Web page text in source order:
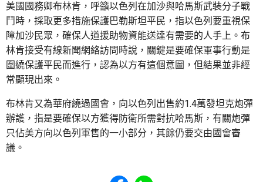
美國國務卿布林肯，呼籲以色列在加沙與哈馬斯武裝分子戰
鬥時，採取更多措施保護巴勒斯坦平民，指以色列要重視保
障加沙民眾，確保人道援助物資能送達有需要的人手上。布
林肯接受有線新聞網絡訪問時說，關鍵是要確保軍事行動是
圍繞保護平民而進行，認為以方有這個意圖，但結果並非經
常顯現出來。
布林肯又為華府繞過國會，向以色列出售約1.4萬發坦克炮彈
辦護，指是要確保以方獲得防衛所需對抗哈馬斯，有關炮彈
只佔美方向以色列軍售的一小部分，其餘仍要交由國會審
議。
Share to Facebook
Share to WhatsApp